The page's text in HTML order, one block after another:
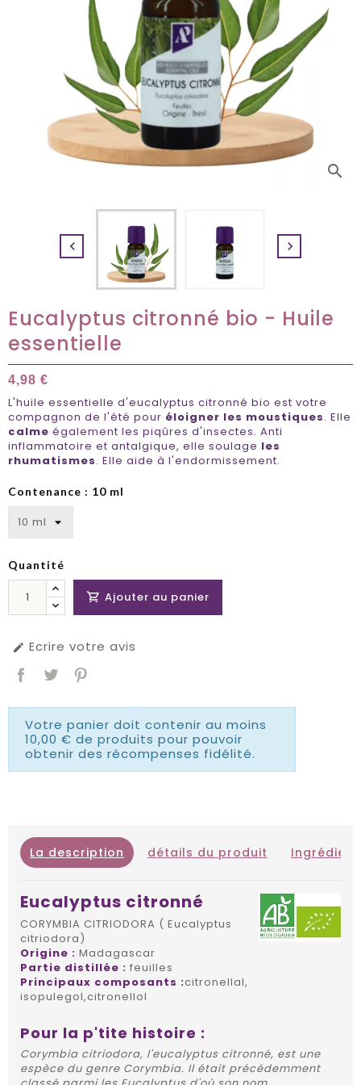
search
 
Eucalyptus citronné bio - Huile
essentielle
4,98 €
L'huile essentielle d'eucalyptus citronné bio est votre
compagnon de l'été pour éloigner les moustiques. Elle
calme également les piqûres d'insectes. Anti
inflammatoire et antalgique, elle soulage les
rhumatismes. Elle aide à l'endormissement.
Contenance : 10 ml
Quantité
 Ajouter au panier
 Ecrire votre avis
Votre panier doit contenir au moins
10,00 € de produits pour pouvoir
obtenir des récompenses fidélité.
La description détails du produit
Eucalyptus citronné
CORYMBIA CITRIODORA ( Eucalyptus
citriodora)
Origine : Madagascar
Partie distillée : feuilles
Principaux composants :citronellal,
isopulegol,citronellol
Pour la p'tite histoire :
Corymbia citriodora, l'eucalyptus citronné, est une
espèce du genre Corymbia. Il était précédemment